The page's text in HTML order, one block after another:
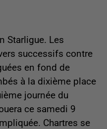
Starligue. Les
successifs contre
en fond de
à la dixième place
journée du
ce samedi 9
Chartres se